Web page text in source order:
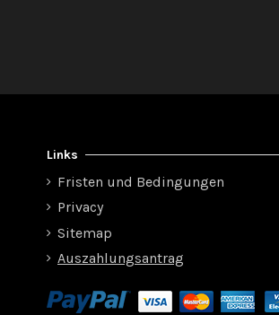
Links
Fristen und Bedingungen
Privacy
Sitemap
Auszahlungsantrag